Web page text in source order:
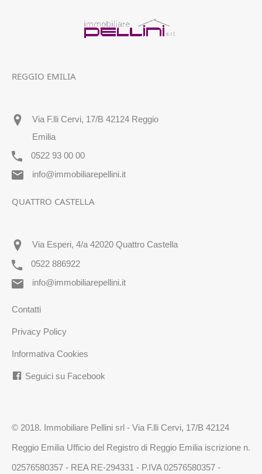
REGGIO EMILIA
Via F.lli Cervi, 17/B 42124 Reggio
Emilia
0522 93 00 00
info@immobiliarepellini.it
QUATTRO CASTELLA
Via Esperi, 4/a 42020 Quattro Castella
0522 886922
info@immobiliarepellini.it
Contatti
Privacy Policy
Informativa Cookies
Seguici su Facebook
© 2018. Immobiliare Pellini srl - Via F.lli Cervi, 17/B 42124
Reggio Emilia Ufficio del Registro di Reggio Emilia iscrizione n.
02576580357 - REA RE-294331 - P.IVA 02576580357 -